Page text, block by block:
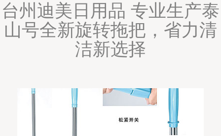
台州迪美日用品 专业生产泰
山号全新旋转拖把，省力清
洁新选择